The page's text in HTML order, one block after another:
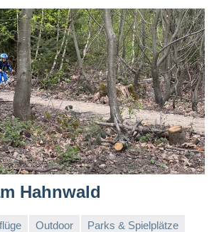
Hahnwald
Outdoor
Parks & Spielplätze